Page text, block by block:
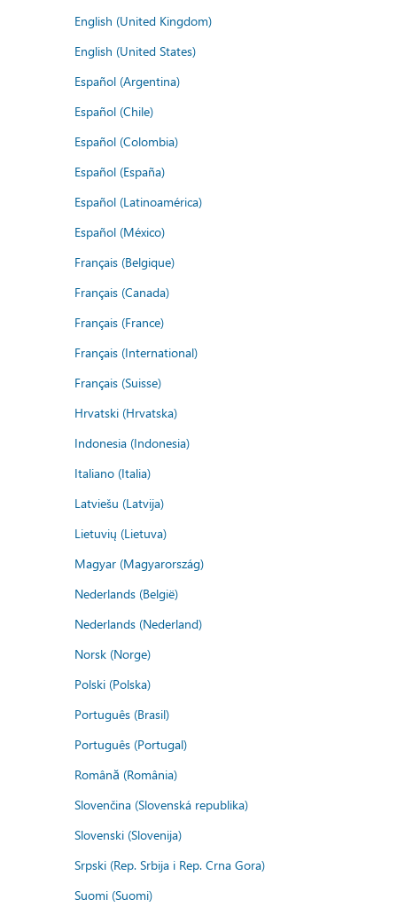
English (United Kingdom)
English (United States)
Español (Argentina)
Español (Chile)
Español (Colombia)
Español (España)
Español (Latinoamérica)
Español (México)
Français (Belgique)
Français (Canada)
Français (France)
Français (International)
Français (Suisse)
Hrvatski (Hrvatska)
Indonesia (Indonesia)
Italiano (Italia)
Latviešu (Latvija)
Lietuvių (Lietuva)
Magyar (Magyarország)
Nederlands (België)
Nederlands (Nederland)
Norsk (Norge)
Polski (Polska)
Português (Brasil)
Português (Portugal)
Română (România)
Slovenčina (Slovenská republika)
Slovenski (Slovenija)
Srpski (Rep. Srbija i Rep. Crna Gora)
Suomi (Suomi)